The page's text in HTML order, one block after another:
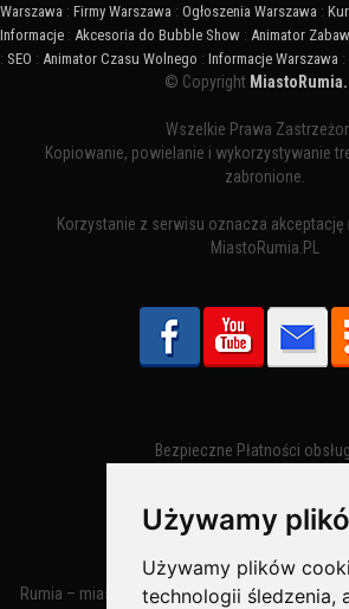
Używamy
Używamy plików
technologii śledzenia,
Warszawa : Firmy Warszawa : Ogłoszenia Warszawa :
Informacje : Akcesoria do Bubble Show : Animator Zabaw
: SEO : Animator Czasu Wolnego : Informacje Warszawa :
© Copyright
Wszelkie Prawa
Kopiowanie, powielanie i wykorzystywanie
zabronione.
Korzystanie z serwisu oznacza akceptację
MiastoRumia.PL
Bezpieczne Płatności
Rumia – miasto w województwie pomorskim, w